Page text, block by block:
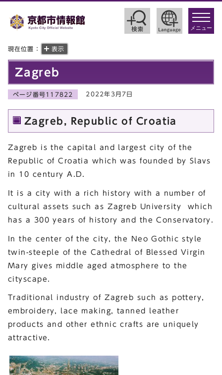
toggle
メニュー
現在位置： 表示
Zagreb
ページ番号117822 2022年3月7日
Zagreb, Republic of Croatia
Zagreb is the capital and largest city of the
Republic of Croatia which was founded by Slavs
in 10 century A.D.
It is a city with a rich history with a number of
cultural assets such as Zagreb University which
has a 300 years of history and the Conservatory.
In the center of the city, the Neo Gothic style
twin-steeple of the Cathedral of Blessed Virgin
Mary gives middle aged atmosphere to the
cityscape.
Traditional industry of Zagreb such as pottery,
embroidery, lace making, tanned leather
products and other ethnic crafts are uniquely
attractive.